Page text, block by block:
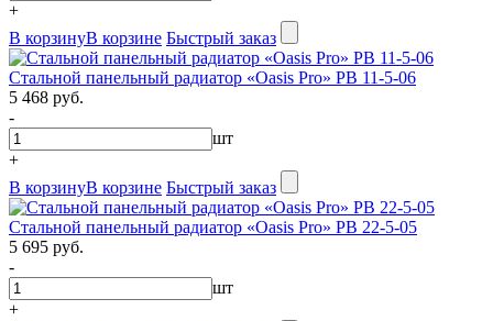
+
В корзинуВ корзине Быстрый заказ
Стальной панельный радиатор «Oasis Pro» PB 11-5-06
5 468 руб.
-
шт
+
В корзинуВ корзине Быстрый заказ
Стальной панельный радиатор «Oasis Pro» PB 22-5-05
5 695 руб.
-
шт
+